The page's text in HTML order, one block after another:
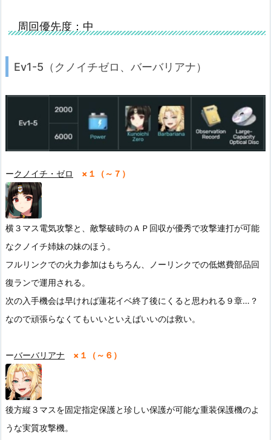
周回優先度：中
Ev1-5 （クノイチゼロ、バーバリアナ）
ークノイチ・ゼロ ×１（～７）
横３マス電気攻撃と、敵撃破時のＡＰ回収が優秀で攻撃連打が可能
なクノイチ姉妹の妹のほう。
フルリンクでの火力参加はもちろん、ノーリンクでの低燃費部品回
復ランで運用される。
次の入手機会は早ければ蓮花イベ終了後にくると思われる９章…？
なので頑張らなくてもいいといえばいいのは救い。
ーバーバリアナ ×１（～６）
後方縦３マスを固定指定保護と珍しい保護が可能な重装保護機のよ
うな実質攻撃機。